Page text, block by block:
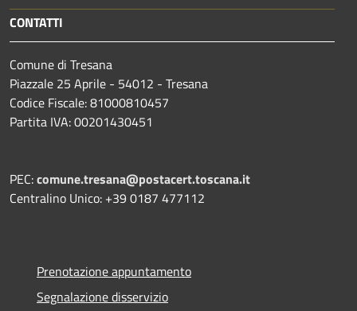
CONTATTI
Comune di Tresana
Piazzale 25 Aprile - 54012 - Tresana
Codice Fiscale: 81000810457
Partita IVA: 00201430451
PEC:comune.tresana@postacert.toscana.it
Centralino Unico: +39 0187 477112
Prenotazione appuntamento
Segnalazione disservizio